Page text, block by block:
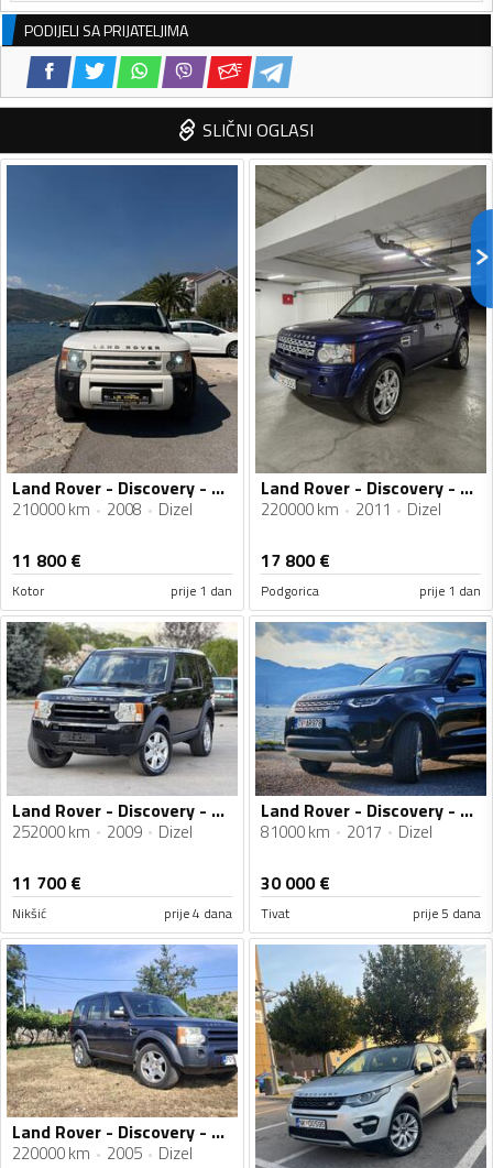
PODIJELI SA PRIJATELJIMA
SLIČNI OGLASI
Land Rover - Discovery - 2.7 TDV6
210000 km 2008 Dizel
11 800€
Kotor prije 1 dan
Land Rover - Discovery - 3.0
220000 km 2011 Dizel
17 800€
Podgorica prije 1 dan
Land Rover - Discovery - 2,7 DIZEL AUTOMATIK SERVISNA KNJIGA
252000 km 2009 Dizel
11 700€
Nikšić prije 4 dana
Land Rover - Discovery - HSE TD V6 A8 SUV
81000 km 2017 Dizel
30 000€
Tivat prije 5 dana
Land Rover - Discovery - 2.7 tdi
220000 km 2005 Dizel